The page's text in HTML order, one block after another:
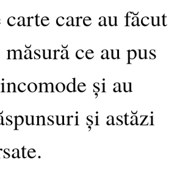
care au făcut
ce au pus
și au
și astăzi